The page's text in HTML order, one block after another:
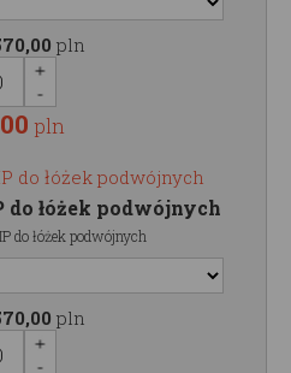
pln
pln
do łóżek podwójnych
do łóżek podwójnych
pln